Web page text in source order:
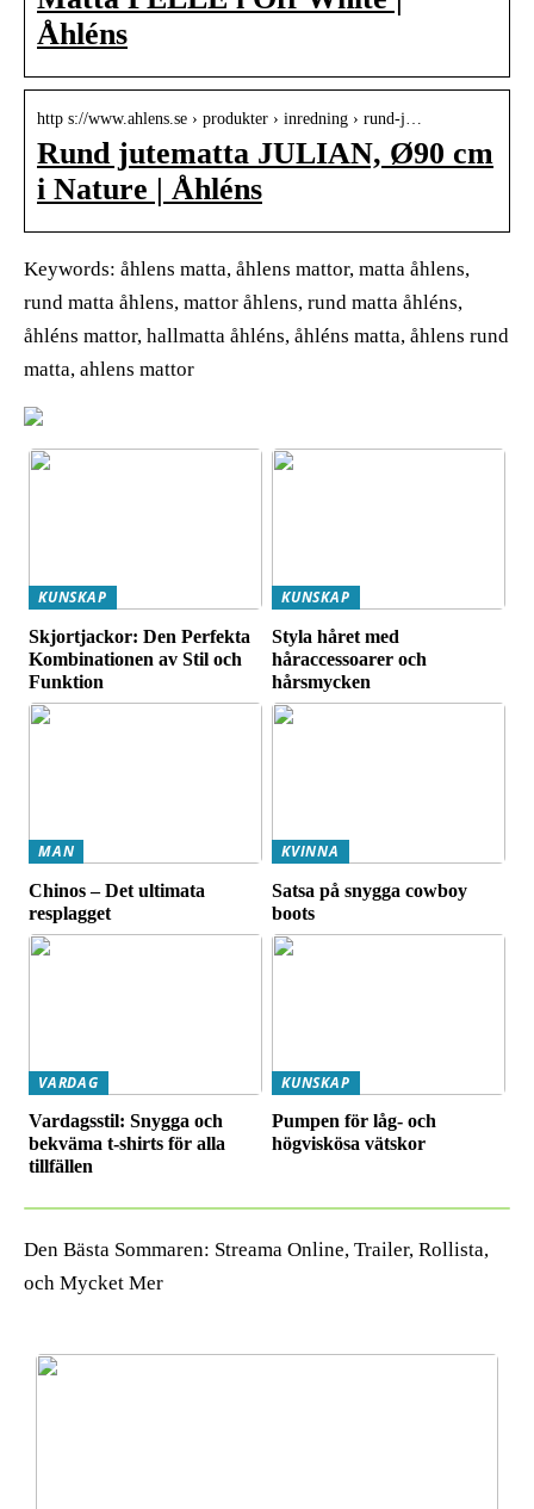
Åhléns
http s://www.ahlens.se › produkter › inredning › rund-j…
Rund jutematta JULIAN, Ø90 cm
i Nature | Åhléns
Keywords: åhlens matta, åhlens mattor, matta åhlens,
rund matta åhlens, mattor åhlens, rund matta åhléns,
åhléns mattor, hallmatta åhléns, åhléns matta, åhlens rund
matta, ahlens mattor
KUNSKAP
Skjortjackor: Den Perfekta
Kombinationen av Stil och
Funktion
KUNSKAP
Styla håret med
håraccessoarer och
hårsmycken
MAN
Chinos – Det ultimata
resplagget
KVINNA
Satsa på snygga cowboy
boots
VARDAG
Vardagsstil: Snygga och
bekväma t-shirts för alla
tillfällen
KUNSKAP
Pumpen för låg- och
högviskösa vätskor
Den Bästa Sommaren: Streama Online, Trailer, Rollista,
och Mycket Mer